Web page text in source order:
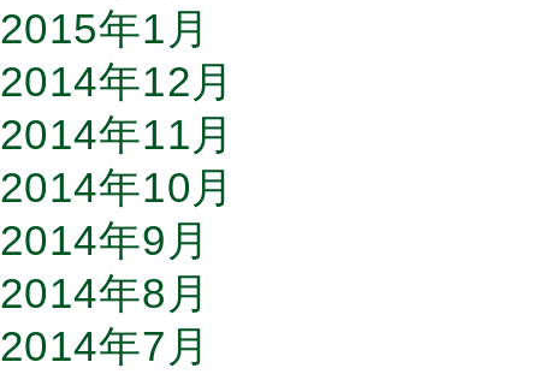
2015年1月
2014年12月
2014年11月
2014年10月
2014年9月
2014年8月
2014年7月